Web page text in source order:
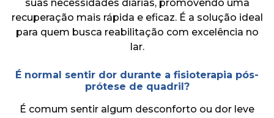
suas necessidades diárias, promovendo uma
recuperação mais rápida e eficaz. É a solução ideal
para quem busca reabilitação com excelência no
lar.
É normal sentir dor durante a fisioterapia pós-
prótese de quadril?
É comum sentir algum desconforto ou dor leve